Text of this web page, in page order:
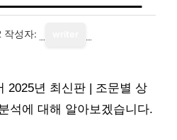
작성자:
2025년 최신판 | 조문별 상
석에 대해 알아보겠습니다.